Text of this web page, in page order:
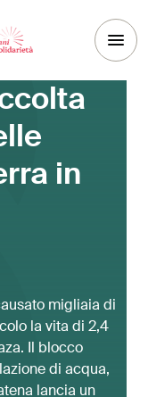
in
migliaia di
la vita di 2,4
Il blocco
di acqua,
lancia un